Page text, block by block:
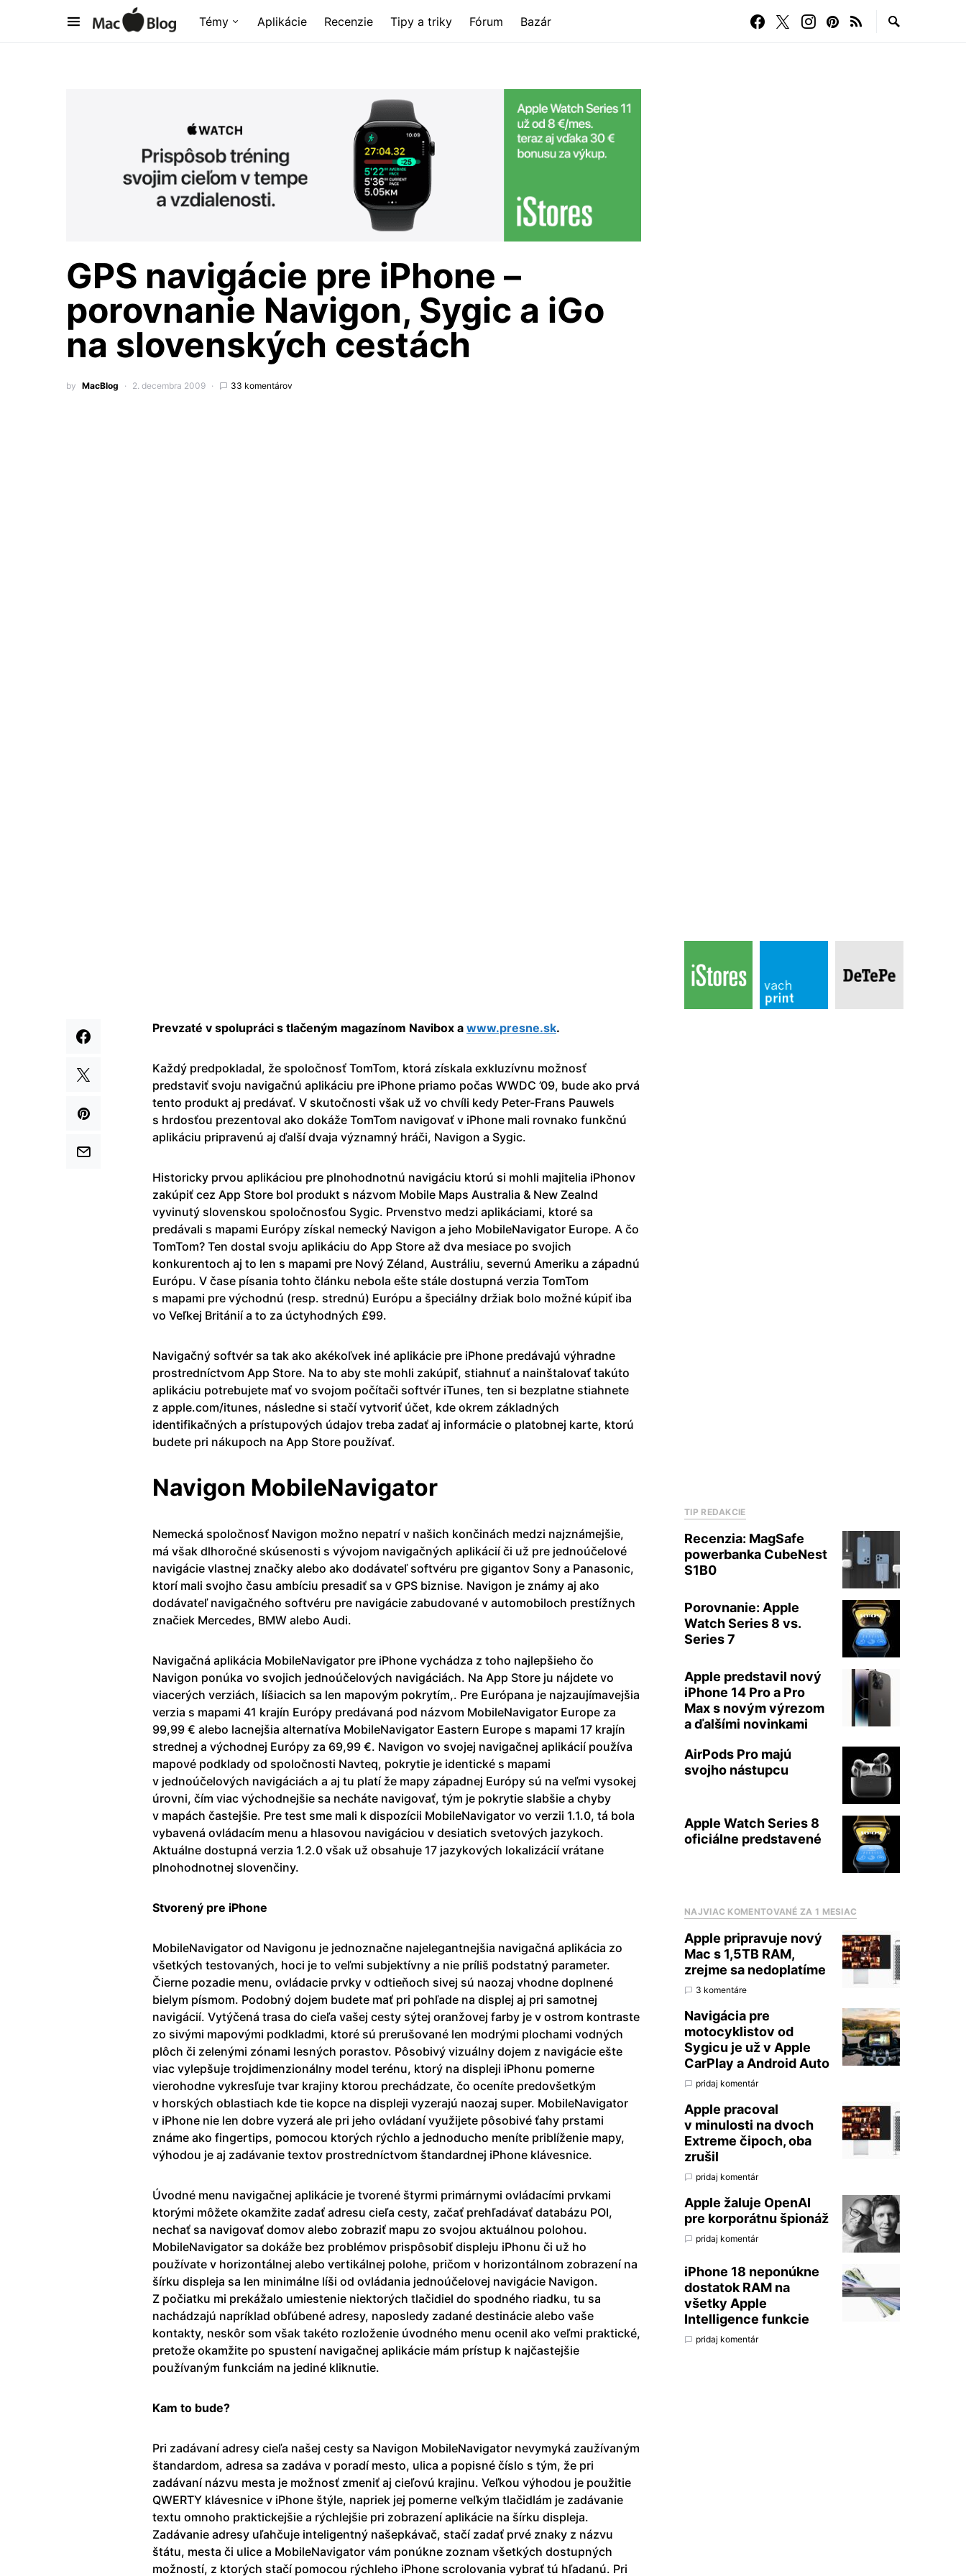
Témy Aplikácie Recenzie Tipy a triky Fórum Bazár
GPS navigácie pre iPhone –
porovnanie Navigon, Sygic a iGo
na slovenských cestách
by MacBlog 2. decembra 2009 33 komentárov
Prevzaté v spolupráci s tlačeným magazínom Navibox a www.presne.sk.
Každý predpokladal, že spoločnosť TomTom, ktorá získala exkluzívnu možnosť
predstaviť svoju navigačnú aplikáciu pre iPhone priamo počas WWDC ’09, bude ako prvá
tento produkt aj predávať. V skutočnosti však už vo chvíli kedy Peter-Frans Pauwels
s hrdosťou prezentoval ako dokáže TomTom navigovať v iPhone mali rovnako funkčnú
aplikáciu pripravenú aj ďalší dvaja významný hráči, Navigon a Sygic.
Historicky prvou aplikáciou pre plnohodnotnú navigáciu ktorú si mohli majitelia iPhonov
zakúpiť cez App Store bol produkt s názvom Mobile Maps Australia & New Zealnd
vyvinutý slovenskou spoločnosťou Sygic. Prvenstvo medzi aplikáciami, ktoré sa
predávali s mapami Európy získal nemecký Navigon a jeho MobileNavigator Europe. A čo
TomTom? Ten dostal svoju aplikáciu do App Store až dva mesiace po svojich
konkurentoch aj to len s mapami pre Nový Zéland, Austráliu, severnú Ameriku a západnú
Európu. V čase písania tohto článku nebola ešte stále dostupná verzia TomTom
s mapami pre východnú (resp. strednú) Európu a špeciálny držiak bolo možné kúpiť iba
vo Veľkej Británií a to za úctyhodných £99.
Navigačný softvér sa tak ako akékoľvek iné aplikácie pre iPhone predávajú výhradne
prostredníctvom App Store. Na to aby ste mohli zakúpiť, stiahnuť a nainštalovať takúto
aplikáciu potrebujete mať vo svojom počítači softvér iTunes, ten si bezplatne stiahnete
z apple.com/itunes, následne si stačí vytvoriť účet, kde okrem základných
identifikačných a prístupových údajov treba zadať aj informácie o platobnej karte, ktorú
budete pri nákupoch na App Store používať.
Navigon MobileNavigator
Nemecká spoločnosť Navigon možno nepatrí v našich končinách medzi najznámejšie,
má však dlhoročné skúsenosti s vývojom navigačných aplikácií či už pre jednoúčelové
navigácie vlastnej značky alebo ako dodávateľ softvéru pre gigantov Sony a Panasonic,
ktorí mali svojho času ambíciu presadiť sa v GPS biznise. Navigon je známy aj ako
dodávateľ navigačného softvéru pre navigácie zabudované v automobiloch prestížnych
značiek Mercedes, BMW alebo Audi.
Navigačná aplikácia MobileNavigator pre iPhone vychádza z toho najlepšieho čo
Navigon ponúka vo svojich jednoúčelových navigáciách. Na App Store ju nájdete vo
viacerých verziách, líšiacich sa len mapovým pokrytím,. Pre Európana je najzaujímavejšia
verzia s mapami 41 krajín Európy predávaná pod názvom MobileNavigator Europe za
99,99 € alebo lacnejšia alternatíva MobileNavigator Eastern Europe s mapami 17 krajín
strednej a východnej Európy za 69,99 €. Navigon vo svojej navigačnej aplikácií používa
mapové podklady od spoločnosti Navteq, pokrytie je identické s mapami
v jednoúčelových navigáciách a aj tu platí že mapy západnej Európy sú na veľmi vysokej
úrovni, čím viac východnejšie sa necháte navigovať, tým je pokrytie slabšie a chyby
v mapách častejšie. Pre test sme mali k dispozícii MobileNavigator vo verzii 1.1.0, tá bola
vybavená ovládacím menu a hlasovou navigáciou v desiatich svetových jazykoch.
Aktuálne dostupná verzia 1.2.0 však už obsahuje 17 jazykových lokalizácií vrátane
plnohodnotnej slovenčiny.
Stvorený pre iPhone
MobileNavigator od Navigonu je jednoznačne najelegantnejšia navigačná aplikácia zo
všetkých testovaných, hoci je to veľmi subjektívny a nie príliš podstatný parameter.
Čierne pozadie menu, ovládacie prvky v odtieňoch sivej sú naozaj vhodne doplnené
bielym písmom. Podobný dojem budete mať pri pohľade na displej aj pri samotnej
navigácií. Vytýčená trasa do cieľa vašej cesty sýtej oranžovej farby je v ostrom kontraste
zo sivými mapovými podkladmi, ktoré sú prerušované len modrými plochami vodných
plôch či zelenými zónami lesných porastov. Pôsobivý vizuálny dojem z navigácie ešte
viac vylepšuje trojdimenzionálny model terénu, ktorý na displeji iPhonu pomerne
vierohodne vykresľuje tvar krajiny ktorou prechádzate, čo oceníte predovšetkým
v horských oblastiach kde tie kopce na displeji vyzerajú naozaj super. MobileNavigator
v iPhone nie len dobre vyzerá ale pri jeho ovládaní využijete pôsobivé ťahy prstami
známe ako fingertips, pomocou ktorých rýchlo a jednoducho meníte priblíženie mapy,
výhodou je aj zadávanie textov prostredníctvom štandardnej iPhone klávesnice.
Úvodné menu navigačnej aplikácie je tvorené štyrmi primárnymi ovládacími prvkami
ktorými môžete okamžite zadať adresu cieľa cesty, začať prehľadávať databázu POI,
nechať sa navigovať domov alebo zobraziť mapu zo svojou aktuálnou polohou.
MobileNavigator sa dokáže bez problémov prispôsobiť displeju iPhonu či už ho
používate v horizontálnej alebo vertikálnej polohe, pričom v horizontálnom zobrazení na
šírku displeja sa len minimálne líši od ovládania jednoúčelovej navigácie Navigon.
Z počiatku mi prekážalo umiestenie niektorých tlačidiel do spodného riadku, tu sa
nachádzajú napríklad obľúbené adresy, naposledy zadané destinácie alebo vaše
kontakty, neskôr som však takéto rozloženie úvodného menu ocenil ako veľmi praktické,
pretože okamžite po spustení navigačnej aplikácie mám prístup k najčastejšie
používaným funkciám na jediné kliknutie.
Kam to bude?
Pri zadávaní adresy cieľa našej cesty sa Navigon MobileNavigator nevymyká zaužívaným
štandardom, adresa sa zadáva v poradí mesto, ulica a popisné číslo s tým, že pri
zadávaní názvu mesta je možnosť zmeniť aj cieľovú krajinu. Veľkou výhodou je použitie
QWERTY klávesnice v iPhone štýle, napriek jej pomerne veľkým tlačidlám je zadávanie
textu omnoho praktickejšie a rýchlejšie pri zobrazení aplikácie na šírku displeja.
Zadávanie adresy uľahčuje inteligentný našepkávač, stačí zadať prvé znaky z názvu
štátu, mesta či ulice a MobileNavigator vám ponúkne zoznam všetkých dostupných
možností, z ktorých stačí pomocou rýchleho iPhone scrolovania vybrať tú hľadanú. Pri
TIP REDAKCIE
Recenzia: MagSafe
powerbanka CubeNest
S1B0
Porovnanie: Apple
Watch Series 8 vs.
Series 7
Apple predstavil nový
iPhone 14 Pro a Pro
Max s novým výrezom
a ďalšími novinkami
AirPods Pro majú
svojho nástupcu
Apple Watch Series 8
oficiálne predstavené
NAJVIAC KOMENTOVANÉ ZA 1 MESIAC
Apple pripravuje nový
Mac s 1,5TB RAM,
zrejme sa nedoplatíme
3 komentáre
Navigácia pre
motocyklistov od
Sygicu je už v Apple
CarPlay a Android Auto
pridaj komentár
Apple pracoval
v minulosti na dvoch
Extreme čipoch, oba
zrušil
pridaj komentár
Apple žaluje OpenAI
pre korporátnu špionáž
pridaj komentár
iPhone 18 neponúkne
dostatok RAM na
všetky Apple
Intelligence funkcie
pridaj komentár